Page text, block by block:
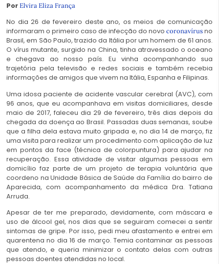
PorElvira Eliza França
No dia 26 de fevereiro deste ano, os meios de comunicação
informaram o primeiro caso de infecção do novo coronavírusno
Brasil, em São Paulo, trazido da Itália por um homem de 61 anos.
O vírus mutante, surgido na China, tinha atravessado o oceano
e chegava ao nosso país. Eu vinha acompanhando sua
trajetória pela televisão e redes sociais e também recebia
informações de amigos que vivem na Itália, Espanha e Filipinas.
Uma idosa paciente de acidente vascular cerebral (AVC), com
96 anos, que eu acompanhava em visitas domiciliares, desde
maio de 2017, faleceu dia 29 de fevereiro, três dias depois da
chegada da doença ao Brasil. Passadas duas semanas, soube
que a filha dela estava muito gripada e, no dia 14 de março, fiz
uma visita para realizar um procedimento com aplicação de luz
em pontos da face (técnica de colorpuntura) para ajudar na
recuperação. Essa atividade de visitar algumas pessoas em
domicílio faz parte de um projeto de terapia voluntária que
coordeno na Unidade Básica de Saúde da Família do bairro de
Aparecida, com acompanhamento da médica Dra. Tatiana
Arruda.
Apesar de ter me preparado, devidamente, com máscara e
uso de álcool gel, nos dias que se seguiram comecei a sentir
sintomas de gripe. Por isso, pedi meu afastamento e entrei em
quarentena no dia 16 de março. Temia contaminar as pessoas
que atendo, e queria minimizar o contato delas com outras
pessoas doentes atendidas no local.